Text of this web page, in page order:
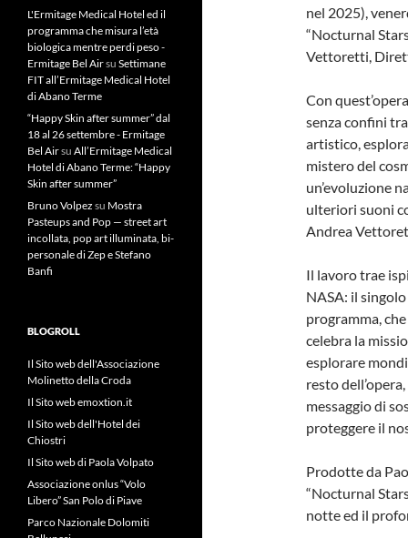
nel 2025),
“Nocturnal
Vettoretti,
Con
senza confini
artistico,
mistero del
un’evoluzione
ulteriori suoni
Andrea
Il lavoro trae
NASA: il
programma,
celebra la
esplorare
resto
messaggio di
proteggere il
Prodotte da
“Nocturnal
notte ed il
L'Ermitage Medical Hotel ed il
programma che misura l’età
biologica mentre perdi peso -
Ermitage Bel Airsu Settimane
FIT all’Ermitage Medical Hotel
di Abano Terme
“Happy Skin after summer” dal
18 al 26 settembre - Ermitage
Bel Airsu All’Ermitage Medical
Hotel di Abano Terme: “Happy
Skin after summer”
Bruno Volpez su Mostra
Pasteups and Pop — street art
incollata, pop art illuminata, bi-
personale di Zep e Stefano
Banfi
BLOGROLL
Il Sito web dell'Associazione
Molinetto della Croda
Il Sito web emoxtion.it
Il Sito web dell'Hotel dei
Chiostri
Il Sito web di Paola Volpato
Associazione onlus “Volo
Libero” San Polo di Piave
Parco Nazionale Dolomiti